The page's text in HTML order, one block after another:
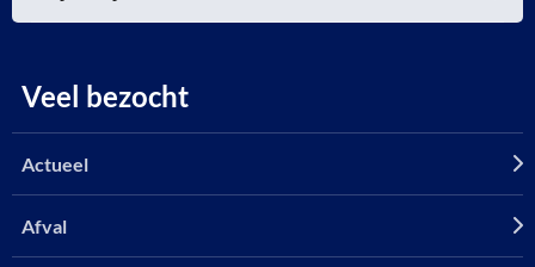
Veel bezocht
Actueel
Afval